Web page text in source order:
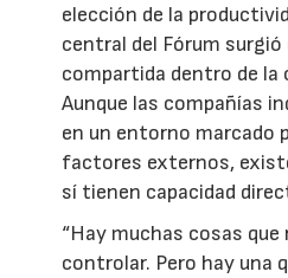
elección de la
central del Fórum surgió
compartida dentro de la
Aunque las compañías
en un entorno marcado
factores externos,
sí tienen capacidad
“Hay muchas cosas que
controlar. Pero hay una